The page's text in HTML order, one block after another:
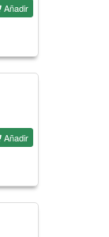
Añadir
Añadir